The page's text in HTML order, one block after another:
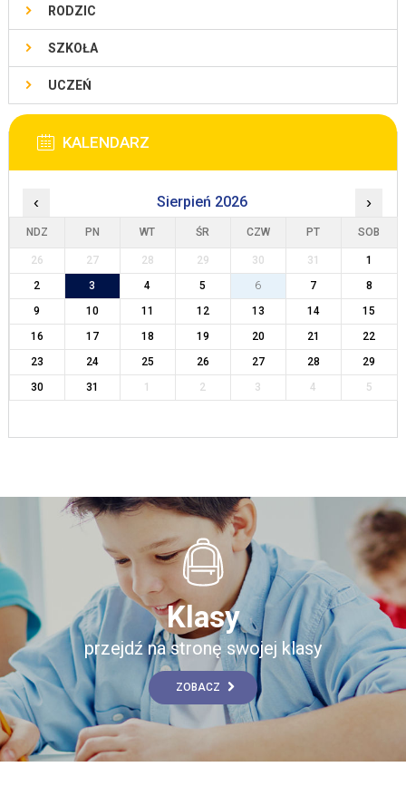
RODZIC
SZKOŁA
UCZEŃ
KALENDARZ
‹ Sierpień 2026 ›
NDZ PN WT ŚR CZW PT SOB
26 27 28 29 30 31
1
2
3 4 5 6 7
8
9
10 11 12 13 14
15
16
17 18 19 20 21
22
23
24 25 26 27 28
29
30
31 1 2 3 4 5
Klasy
przejdź na stronę swojej klasy
ZOBACZ